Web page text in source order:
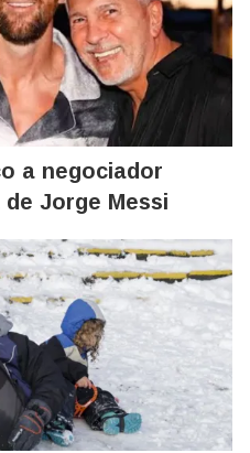
a negociador
Jorge Messi